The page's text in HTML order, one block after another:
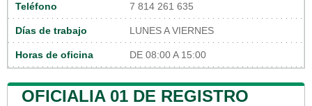
Teléfono 7 814 261 635
Días de trabajo LUNES A VIERNES
Horas de oficina DE 08:00 A 15:00
OFICIALIA 01 DE REGISTRO